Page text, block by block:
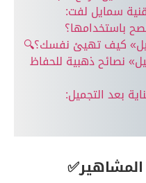
سمايل لفت:
باستخدامها؟
كيف تهيئ نفسك؟🔍
نصائح ذهبية للحفاظ
بعد التجميل: